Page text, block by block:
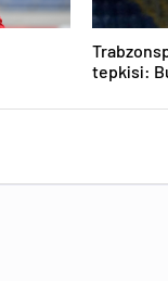
tepkisi: